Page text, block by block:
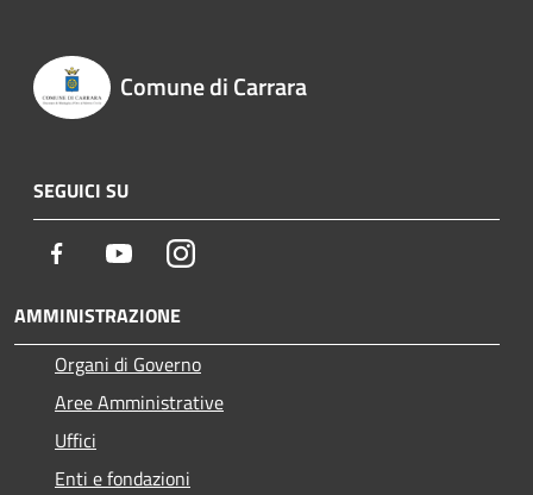
Comune di Carrara
SEGUICI SU
Facebook YoutubeInstagram
AMMINISTRAZIONE
Organi di Governo
Aree Amministrative
Uffici
Enti e fondazioni